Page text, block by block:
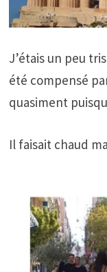
J’étais un peu
été compensé
quasiment
Il faisait chaud